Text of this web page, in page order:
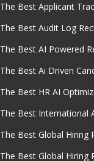
The Best Applicant
The Best Audit Log
The Best AI Powered
The Best Ai Driven
The Best HR AI
The Best International
The Best Global
The Best Global Hiring